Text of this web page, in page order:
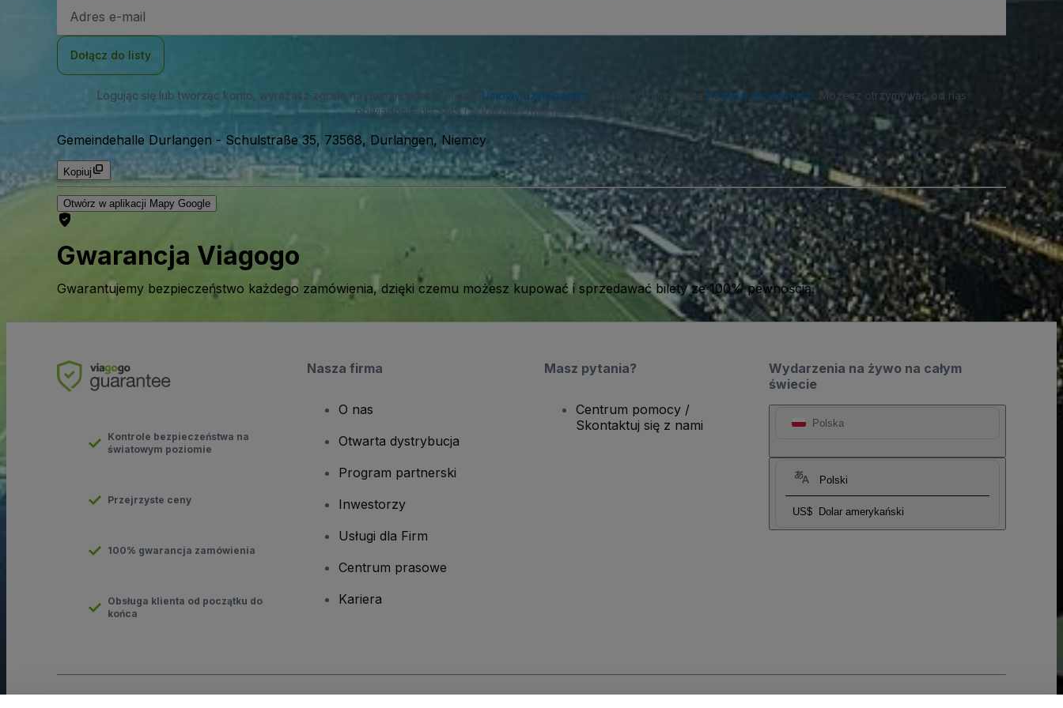
e-
Dołącz do listy
Logując się lub tworząc konto, wyrażasz zgodę na postanowienia naszej Umowy użytkownika i potwierdzasz naszą Politykę prywatności . Możesz otrzymywać od nas
powiadomienia SMS i w każdej chwili możesz z nich zrezygnować.
Gemeindehalle Durlangen - Schulstraße 35, 73568, Durlangen, Niemcy
Kopiuj
Otwórz w aplikacji Mapy Google
Gwarancja Viagogo
Gwarantujemy bezpieczeństwo każdego zamówienia, dzięki czemu możesz kupować i sprzedawać bilety ze 100% pewnością.
Wydarzenia na żywo na całym
świecie
Polska
Polski
US$ Dolar amerykański
Kontrole bezpieczeństwa na
światowym poziomie
Przejrzyste ceny
100% gwarancja zamówienia
Obsługa klienta od początku do
końca
Nasza firma
O nas
Otwarta dystrybucja
Program partnerski
Inwestorzy
Usługi dla Firm
Centrum prasowe
Kariera
Masz pytania?
Centrum pomocy /
Skontaktuj się z nami